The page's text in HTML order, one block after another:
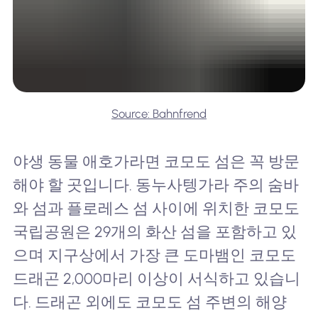
Source: Bahnfrend
야생 동물 애호가라면 코모도 섬은 꼭 방문
해야 할 곳입니다. 동누사텡가라 주의 숨바
와 섬과 플로레스 섬 사이에 위치한 코모도
국립공원은 29개의 화산 섬을 포함하고 있
으며 지구상에서 가장 큰 도마뱀인 코모도
드래곤 2,000마리 이상이 서식하고 있습니
다. 드래곤 외에도 코모도 섬 주변의 해양